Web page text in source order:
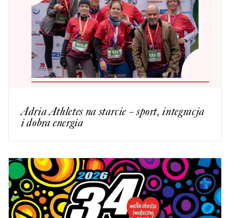
Adria Athletes na starcie – sport, integracja
i dobra energia